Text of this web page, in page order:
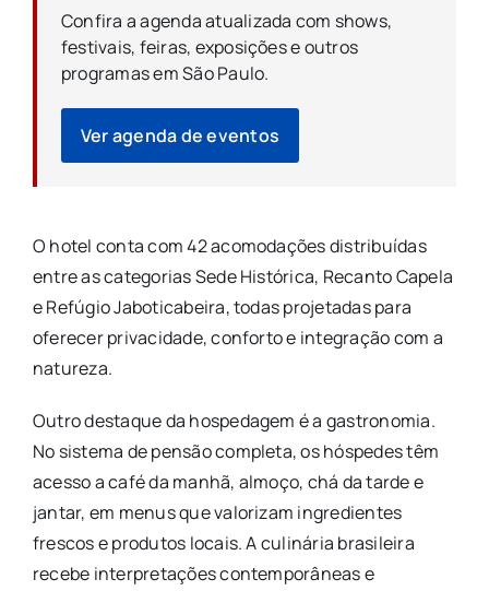
Confira a agenda atualizada com shows,
festivais, feiras, exposições e outros
programas em São Paulo.
Ver agenda de eventos
O hotel conta com 42 acomodações distribuídas
entre as categorias Sede Histórica, Recanto Capela
e Refúgio Jaboticabeira, todas projetadas para
oferecer privacidade, conforto e integração com a
natureza.
Outro destaque da hospedagem é a gastronomia.
No sistema de pensão completa, os hóspedes têm
acesso a café da manhã, almoço, chá da tarde e
jantar, em menus que valorizam ingredientes
frescos e produtos locais. A culinária brasileira
recebe interpretações contemporâneas e